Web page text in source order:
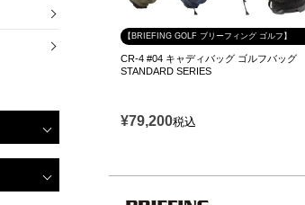
【BRIEFING GOLF ブリーフィング ゴルフ】
CR-4 #04 キャディバッグ ゴルフバッグ
STANDARD SERIES
¥79,200税込